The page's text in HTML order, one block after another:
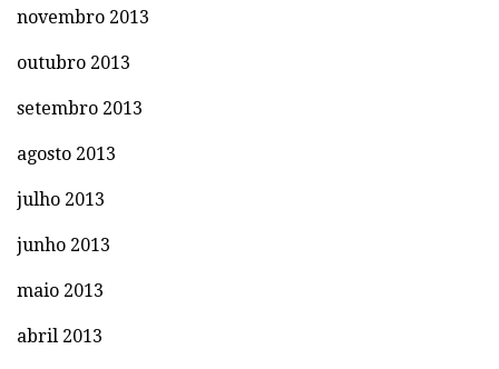
novembro 2013
outubro 2013
setembro 2013
agosto 2013
julho 2013
junho 2013
maio 2013
abril 2013